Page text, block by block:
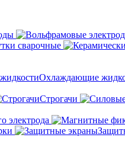
сварочные
Охлаждающие
Строгачи
электрода